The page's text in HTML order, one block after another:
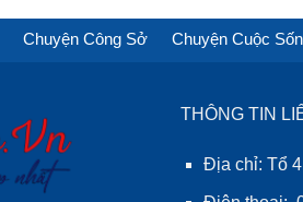
Chuyện Công Sở Chuyện Cuộc
THÔNG TIN
Địa chỉ: Tổ